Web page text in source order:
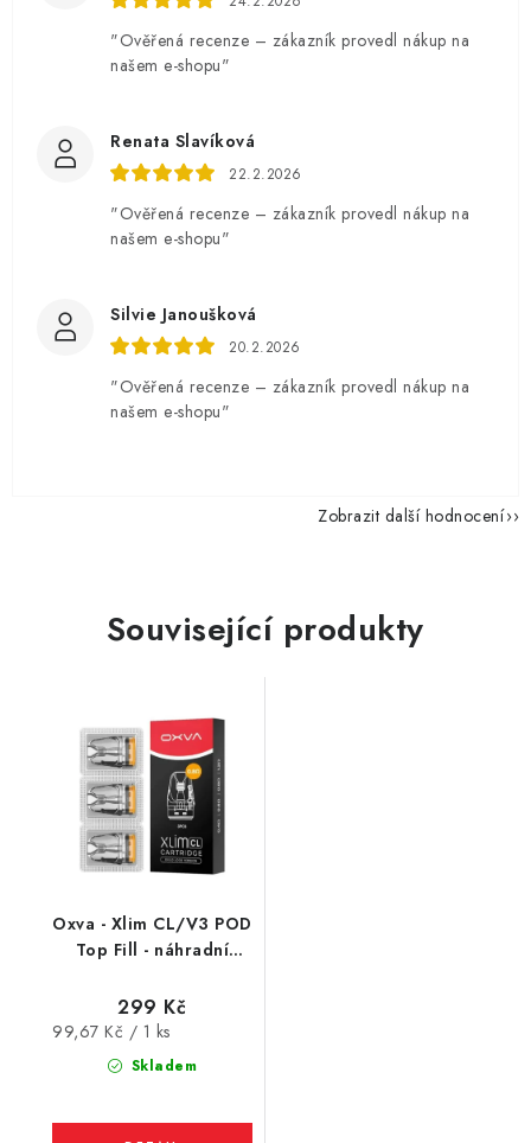
"Ověřená recenze – zákazník provedl nákup na
našem e-shopu"
Renata Slavíková
22.2.2026
"Ověřená recenze – zákazník provedl nákup na
našem e-shopu"
Silvie Janoušková
20.2.2026
"Ověřená recenze – zákazník provedl nákup na
našem e-shopu"
Zobrazit další hodnocení
Související produkty
Oxva - Xlim CL/V3 POD
Top Fill - náhradní
Skladem
299 Kč
Měrná
99,67 Kč / 1 ks